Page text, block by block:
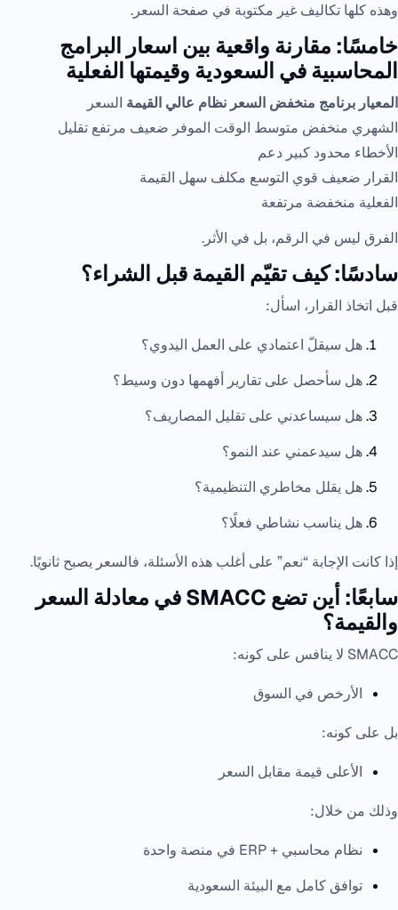
وهذه كلها تكاليف غير مكتوبة في صفحة السعر.
خامسًا: مقارنة واقعية بين اسعار البرامج
المحاسبية في السعودية وقيمتها الفعلية
المعيار برنامج منخفض السعر نظام عالي القيمة السعر
الشهري منخفض متوسط الوقت الموفر ضعيف مرتفع تقليل
الأخطاء محدود كبير دعم
القرار ضعيف قوي التوسع مكلف سهل القيمة
الفعلية منخفضة مرتفعة
الفرق ليس في الرقم، بل في الأثر.
سادسًا: كيف تقيّم القيمة قبل الشراء؟
قبل اتخاذ القرار، اسأل:
هل سيقلّ اعتمادي على العمل اليدوي؟
هل سأحصل على تقارير أفهمها دون وسيط؟
هل سيساعدني على تقليل المصاريف؟
هل سيدعمني عند النمو؟
هل يقلل مخاطري التنظيمية؟
هل يناسب نشاطي فعلًا؟
إذا كانت الإجابة “نعم” على أغلب هذه الأسئلة، فالسعر يصبح ثانويًا.
سابعًا: أين تضع SMACC في معادلة السعر
والقيمة؟
SMACC لا ينافس على كونه:
الأرخص في السوق
بل على كونه:
الأعلى قيمة مقابل السعر
وذلك من خلال:
نظام محاسبي + ERP في منصة واحدة
توافق كامل مع البيئة السعودية